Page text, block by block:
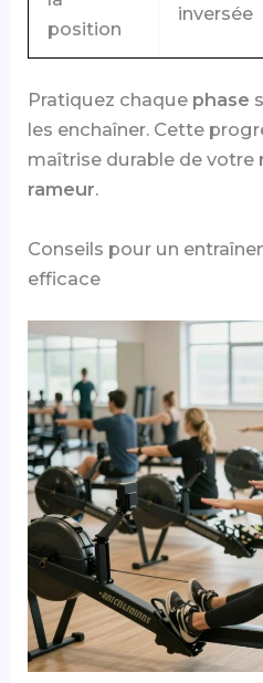
position
inversée
Pratiquez chaque phase
les enchaîner. Cette
maîtrise durable de votre
rameur.
Conseils pour un
efficace